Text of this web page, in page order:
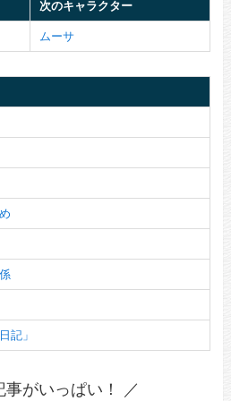
次のキャラクター
ムーサ
記」
事がいっぱい！ ／